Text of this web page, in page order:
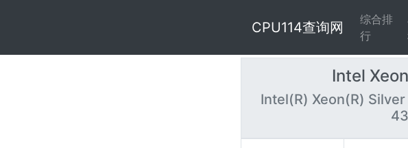
CPU114查询网
综合排
行
Intel
Intel(R) Xeon(R)